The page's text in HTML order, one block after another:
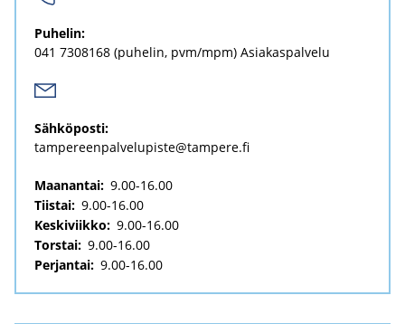
Pu­he­lin:
041 7308168 (pu­he­lin, pvm/mpm) Asia­kas­pal­ve­lu
Säh­kö­pos­ti:
tam­pe­reen­pal­ve­lu­pis­te@tam­pe­re.fi
Maanantai: 9.00-16.00
Tiistai: 9.00-16.00
Keskiviikko: 9.00-16.00
Torstai: 9.00-16.00
Perjantai: 9.00-16.00